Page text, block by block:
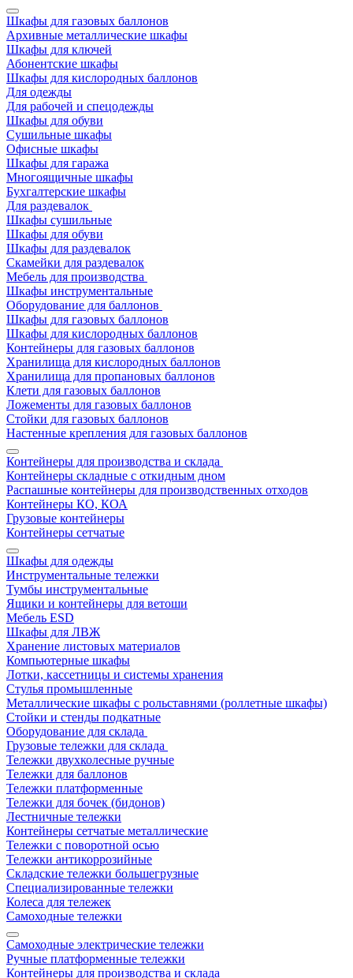
Шкафы для газовых баллонов
Архивные металлические шкафы
Шкафы для ключей
Абонентские шкафы
Шкафы для кислородных баллонов
Для одежды
Для рабочей и спецодежды
Шкафы для обуви
Сушильные шкафы
Офисные шкафы
Шкафы для гаража
Многоящичные шкафы
Бухгалтерские шкафы
Для раздевалок
Шкафы сушильные
Шкафы для обуви
Шкафы для раздевалок
Скамейки для раздевалок
Мебель для производства
Шкафы инструментальные
Оборудование для баллонов
Шкафы для газовых баллонов
Шкафы для кислородных баллонов
Контейнеры для газовых баллонов
Хранилища для кислородных баллонов
Хранилища для пропановых баллонов
Клети для газовых баллонов
Ложементы для газовых баллонов
Стойки для газовых баллонов
Настенные крепления для газовых баллонов
Контейнеры для производства и склада
Контейнеры складные с откидным дном
Распашные контейнеры для производственных отходов
Контейнеры КО, КОА
Грузовые контейнеры
Контейнеры сетчатые
Шкафы для одежды
Инструментальные тележки
Тумбы инструментальные
Ящики и контейнеры для ветоши
Мебель ESD
Шкафы для ЛВЖ
Хранение листовых материалов
Компьютерные шкафы
Лотки, кассетницы и системы хранения
Стулья промышленные
Металлические шкафы с рольставнями (роллетные шкафы)
Стойки и стенды подкатные
Оборудование для склада
Грузовые тележки для склада
Тележки двухколесные ручные
Тележки для баллонов
Тележки платформенные
Тележки для бочек (бидонов)
Лестничные тележки
Контейнеры сетчатые металлические
Тележки с поворотной осью
Тележки антикоррозийные
Складские тележки большегрузные
Специализированные тележки
Колеса для тележек
Самоходные тележки
Самоходные электрические тележки
Ручные платформенные тележки
Контейнеры для производства и склада